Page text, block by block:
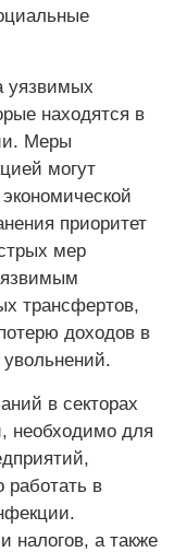
уязвимых
находятся в
Меры
могут
приоритет
мер
трансфертов,
доходов в
в секторах
необходимо для
работать в
налогов, а также